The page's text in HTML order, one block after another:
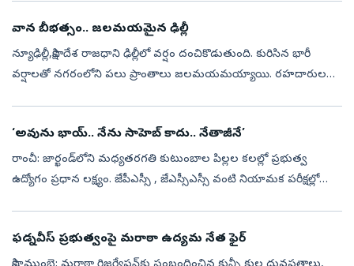
వాన బీభత్సం.. జలమయమైన ఢిల్లీ
న్యూఢిల్లీ,సాక్షి: దేశ రాజధాని ఢిల్లీలో వర్షం దంచికొడుతుంది. కురిసిన భారీ
వర్షాలతో నగరంలోని పలు ప్రాంతాలు జలమయమయ్యాయి. రహదారులపై
‘అవును భాయ్.. నేను సాహెబ్ కాదు.. నేతాజీనే’
రాంచీ: జార్ఖండ్‌లోని మధ్యతరగతి కుటుంబాల పిల్లల కలల్లో ప్రభుత్వ
ఉద్యోగం ప్రధాన లక్ష్యం. జేపీఎస్సీ , జేఎస్సీఎస్సీ వంటి నియామక పరీక్షల్లో
ఫడ్నవీస్ ప్ర‌భుత్వంపై మరాఠా ఉద్యమ నేత ఫైర్‌